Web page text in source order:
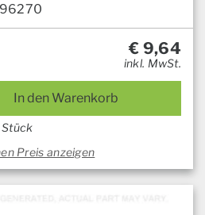
€ 9,64
inkl. MwSt.
In den Warenkorb
Stück
Preis anzeigen